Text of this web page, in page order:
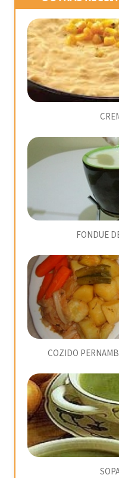
FONDUE
COZIDO